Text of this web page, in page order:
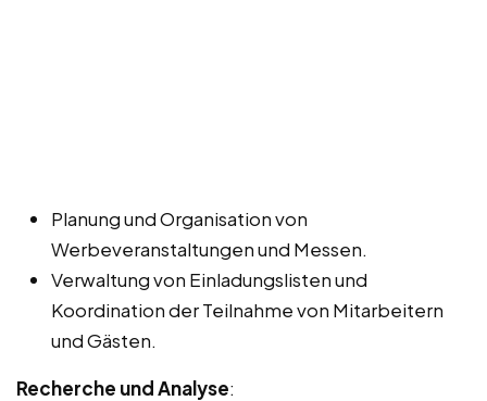
Planung und Organisation von
Werbeveranstaltungen und Messen.
Verwaltung von Einladungslisten und
Koordination der Teilnahme von Mitarbeitern
und Gästen.
Recherche und Analyse: